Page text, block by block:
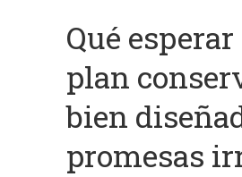
Qué
plan
bien
promesas